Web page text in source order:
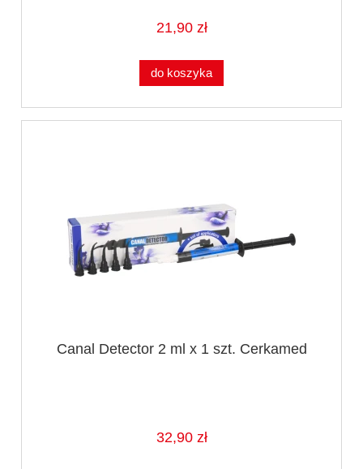
21,90 zł
do koszyka
Canal Detector 2 ml x 1 szt. Cerkamed
32,90 zł